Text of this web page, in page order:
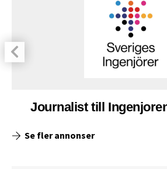
Journalist till
Se fler annonser